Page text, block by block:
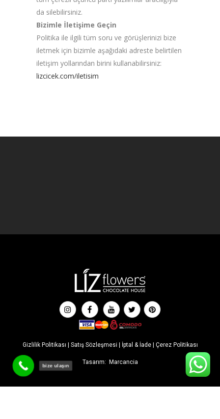
da silebilirsiniz.
Bizimle İletişime Geçin
Politika ile ilgili tüm soru ve görüşlerinizi bize
iletmek için bizimle aşağıdaki adreste belirtilen
iletişim yollarından birini kullanabilirsiniz:
lizcicek.com/iletisim
Gizlilik Politikası | Satış Sözleşmesi | İptal & İade| Çerez Politikası
Tasarım: Marcancia
bize ulaşın